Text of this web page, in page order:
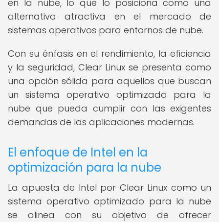
en la nube, lo que lo posiciona como una
alternativa atractiva en el mercado de
sistemas operativos para entornos de nube.
Con su énfasis en el rendimiento, la eficiencia
y la seguridad, Clear Linux se presenta como
una opción sólida para aquellos que buscan
un sistema operativo optimizado para la
nube que pueda cumplir con las exigentes
demandas de las aplicaciones modernas.
El enfoque de Intel en la
optimización para la nube
La apuesta de Intel por Clear Linux como un
sistema operativo optimizado para la nube
se alinea con su objetivo de ofrecer